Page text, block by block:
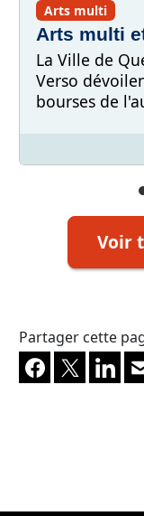
Arts multi
Arts multi
La Ville de
Verso
bourses de
Voir
Partager cette
Facebook